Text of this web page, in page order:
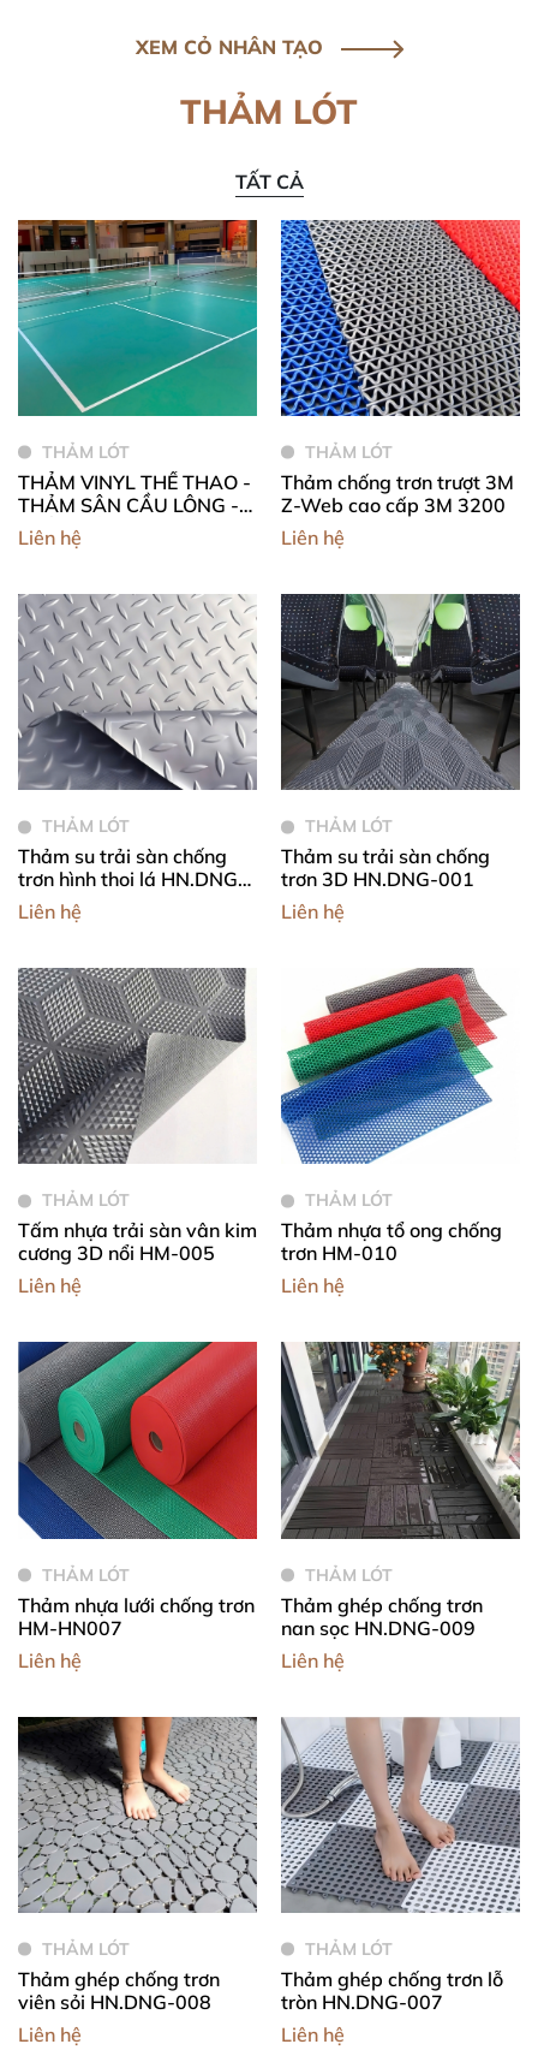
XEM CỎ NHÂN TẠO
THẢM LÓT
TẤT CẢ
THẢM LÓT
THẢM VINYL THỂ THAO -
THẢM SÂN CẦU LÔNG -
THẢM SÂN ĐA NĂNG -
THẢM SÂN PICKLEBALL
Liên hệ
THẢM LÓT
Thảm chống trơn trượt 3M
Z-Web cao cấp 3M 3200
Liên hệ
THẢM LÓT
Thảm su trải sàn chống
trơn hình thoi lá HN.DNG-
002
Liên hệ
THẢM LÓT
Thảm su trải sàn chống
trơn 3D HN.DNG-001
Liên hệ
THẢM LÓT
Tấm nhựa trải sàn vân kim
cương 3D nổi HM-005
Liên hệ
THẢM LÓT
Thảm nhựa tổ ong chống
trơn HM-010
Liên hệ
THẢM LÓT
Thảm nhựa lưới chống trơn
HM-HN007
Liên hệ
THẢM LÓT
Thảm ghép chống trơn
nan sọc HN.DNG-009
Liên hệ
THẢM LÓT
Thảm ghép chống trơn
viên sỏi HN.DNG-008
Liên hệ
THẢM LÓT
Thảm ghép chống trơn lỗ
tròn HN.DNG-007
Liên hệ